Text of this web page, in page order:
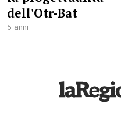
dell'Otr-Bat
5 anni